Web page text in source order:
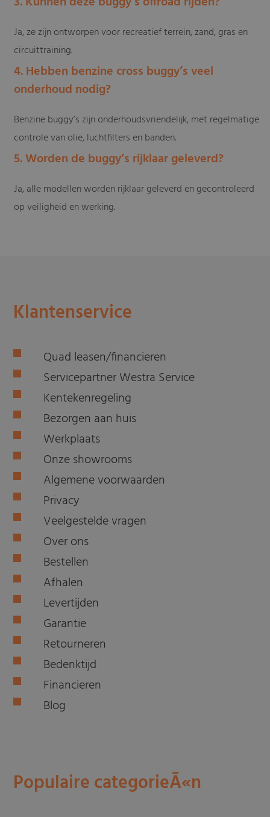
Ja, ze zijn ontworpen voor recreatief terrein, zand, gras en
circuittraining.
4. Hebben benzine cross buggy’s veel
onderhoud nodig?
Benzine buggy’s zijn onderhoudsvriendelijk, met regelmatige
controle van olie, luchtfilters en banden.
5. Worden de buggy’s rijklaar geleverd?
Ja, alle modellen worden rijklaar geleverd en gecontroleerd
op veiligheid en werking.
Klantenservice
Quad leasen/financieren
Servicepartner Westra Service
Kentekenregeling
Bezorgen aan huis
Werkplaats
Onze showrooms
Algemene voorwaarden
Privacy
Veelgestelde vragen
Over ons
Bestellen
Afhalen
Levertijden
Garantie
Retourneren
Bedenktijd
Financieren
Blog
Populaire categorieÃ«n